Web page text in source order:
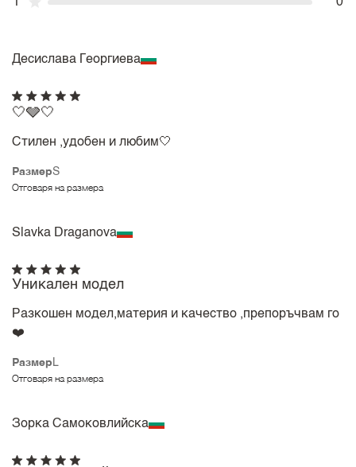
Десислава Георгиева
РазмерS
Отговаря на размера
🤍🩶🤍
Стилен ,удобен и любим🤍
Slavka Draganova
Размер L
Отговаря на размера
Уникален модел
Разкошен модел,материя и качество ,препоръчвам го
❤️
Зорка Самоковлийска